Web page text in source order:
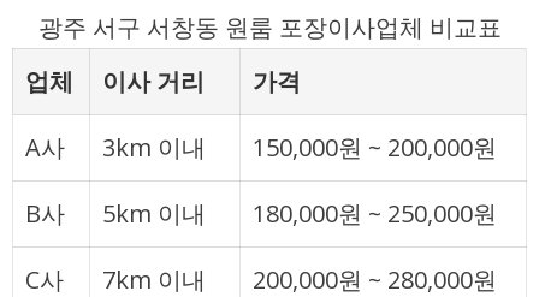
광주 서구 서창동 원룸 포장이사업체 비교표
업체
이사 거리 가격
A사 3km 이내 150,000원 ~ 200,000원
B사 5km 이내 180,000원 ~ 250,000원
C사 7km 이내 200,000원 ~ 280,000원